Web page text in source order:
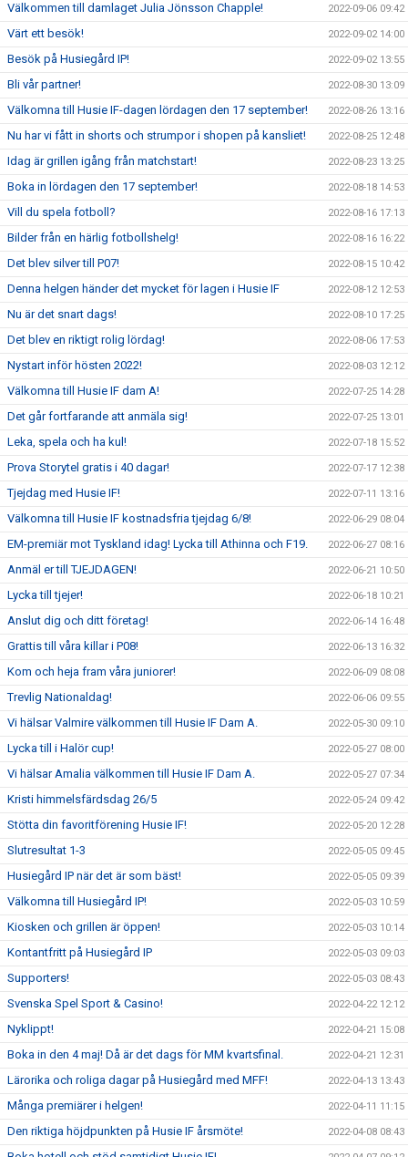
Välkommen till damlaget Julia Jönsson Chapple! 2022-09-06 09:42
Värt ett besök! 2022-09-02 14:00
Besök på Husiegård IP! 2022-09-02 13:55
Bli vår partner! 2022-08-30 13:09
Välkomna till Husie IF-dagen lördagen den 17 september! 2022-08-26 13:16
Nu har vi fått in shorts och strumpor i shopen på kansliet! 2022-08-25 12:48
Idag är grillen igång från matchstart! 2022-08-23 13:25
Boka in lördagen den 17 september! 2022-08-18 14:53
Vill du spela fotboll? 2022-08-16 17:13
Bilder från en härlig fotbollshelg! 2022-08-16 16:22
Det blev silver till P07! 2022-08-15 10:42
Denna helgen händer det mycket för lagen i Husie IF 2022-08-12 12:53
Nu är det snart dags! 2022-08-10 17:25
Det blev en riktigt rolig lördag! 2022-08-06 17:53
Nystart inför hösten 2022! 2022-08-03 12:12
Välkomna till Husie IF dam A! 2022-07-25 14:28
Det går fortfarande att anmäla sig! 2022-07-25 13:01
Leka, spela och ha kul! 2022-07-18 15:52
Prova Storytel gratis i 40 dagar! 2022-07-17 12:38
Tjejdag med Husie IF! 2022-07-11 13:16
Välkomna till Husie IF kostnadsfria tjejdag 6/8! 2022-06-29 08:04
EM-premiär mot Tyskland idag! Lycka till Athinna och F19. 2022-06-27 08:16
Anmäl er till TJEJDAGEN! 2022-06-21 10:50
Lycka till tjejer! 2022-06-18 10:21
Anslut dig och ditt företag! 2022-06-14 16:48
Grattis till våra killar i P08! 2022-06-13 16:32
Kom och heja fram våra juniorer! 2022-06-09 08:08
Trevlig Nationaldag! 2022-06-06 09:55
Vi hälsar Valmire välkommen till Husie IF Dam A. 2022-05-30 09:10
Lycka till i Halör cup! 2022-05-27 08:00
Vi hälsar Amalia välkommen till Husie IF Dam A. 2022-05-27 07:34
Kristi himmelsfärdsdag 26/5 2022-05-24 09:42
Stötta din favoritförening Husie IF! 2022-05-20 12:28
Slutresultat 1-3 2022-05-05 09:45
Husiegård IP när det är som bäst! 2022-05-05 09:39
Välkomna till Husiegård IP! 2022-05-03 10:59
Kiosken och grillen är öppen! 2022-05-03 10:14
Kontantfritt på Husiegård IP 2022-05-03 09:03
Supporters! 2022-05-03 08:43
Svenska Spel Sport & Casino! 2022-04-22 12:12
Nyklippt! 2022-04-21 15:08
Boka in den 4 maj! Då är det dags för MM kvartsfinal. 2022-04-21 12:31
Lärorika och roliga dagar på Husiegård med MFF! 2022-04-13 13:43
Många premiärer i helgen! 2022-04-11 11:15
Den riktiga höjdpunkten på Husie IF årsmöte! 2022-04-08 08:43